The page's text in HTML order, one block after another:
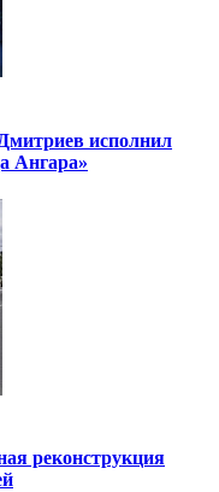
исполнил
Ангара»
реконструкция